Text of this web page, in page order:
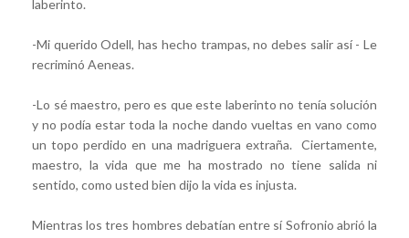
laberinto.
-Mi querido Odell, has hecho trampas, no debes salir así - Le
recriminó Aeneas.
-Lo sé maestro, pero es que este laberinto no tenía solución
y no podía estar toda la noche dando vueltas en vano como
un topo perdido en una madriguera extraña. Ciertamente,
maestro, la vida que me ha mostrado no tiene salida ni
sentido, como usted bien dijo la vida es injusta.
Mientras los tres hombres debatían entre sí Sofronio abrió la